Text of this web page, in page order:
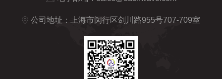
公司地址：上海市闵行区剑川路955号707-709室